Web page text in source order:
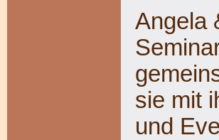
Angela
sie mit
und